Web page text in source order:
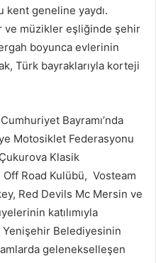
kent geneline yaydı.
ve müzikler eşliğinde şehir
boyunca evlerinin
Türk bayraklarıyla korteji
Bayramı’nda
Motosiklet Federasyonu
Klasik
Road Kulübü, Vosteam
Red Devils Mc Mersin ve
katılımıyla
Belediyesinin
gelenekselleşen